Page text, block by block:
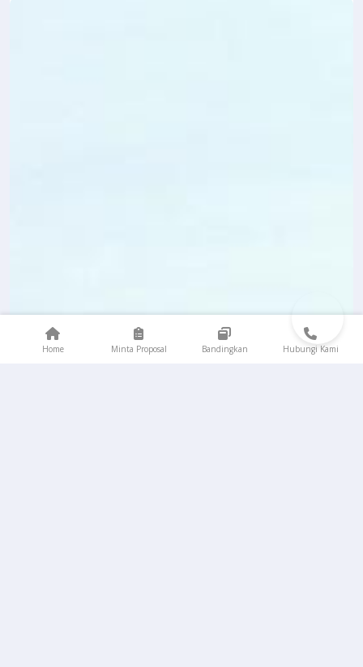
Home Minta Proposal Bandingkan Hubungi Kami